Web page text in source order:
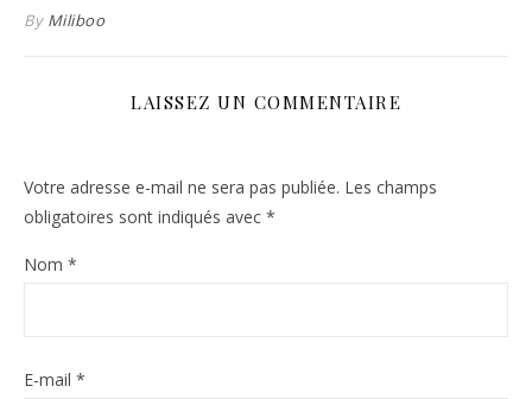
By Miliboo
LAISSEZ UN COMMENTAIRE
Votre adresse e-mail ne sera pas publiée. Les champs
obligatoires sont indiqués avec *
Nom *
E-mail *